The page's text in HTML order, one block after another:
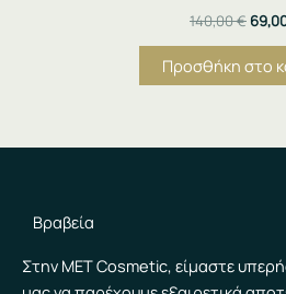
140,00€
Προσθήκη στο
Βραβεία
Στην MET Cosmetic, είμαστε